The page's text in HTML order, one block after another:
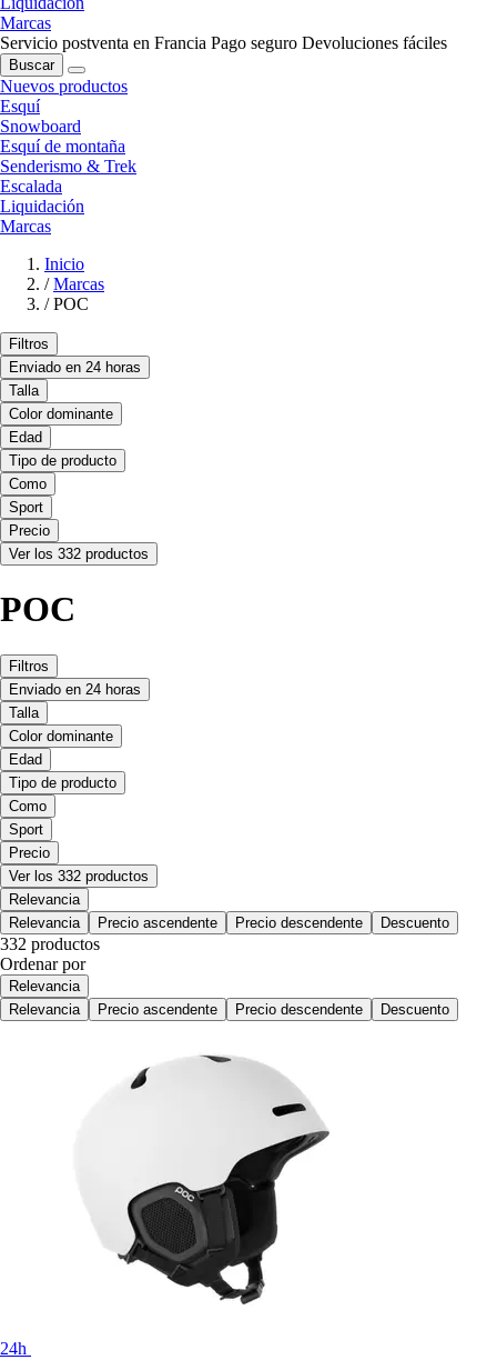
Marcas
Servicio postventa en Francia Pago seguro Devoluciones fáciles
Buscar
Nuevos productos
Esquí
Snowboard
Esquí de montaña
Senderismo & Trek
Escalada
Liquidación
Marcas
Inicio
/ Marcas
/ POC
Filtros
Enviado en 24 horas
Talla
Color dominante
Edad
Tipo de producto
Como
Sport
Precio
Ver los 332 productos
POC
Filtros
Enviado en 24 horas
Talla
Color dominante
Edad
Tipo de producto
Como
Sport
Precio
Ver los 332 productos
Relevancia
Relevancia
Precio ascendente Precio descendente Descuento
332 productos
Ordenar por
Relevancia
Relevancia
Precio ascendente Precio descendente Descuento
24h